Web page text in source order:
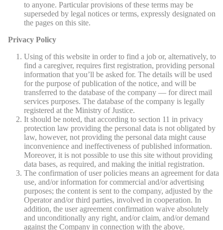
to anyone. Particular provisions of these terms may be
superseded by legal notices or terms, expressly designated on
the pages on this site.
Privacy Policy
Using of this website in order to find a job or, alternatively, to
find a caregiver, requires first registration, providing personal
information that you’ll be asked for. The details will be used
for the purpose of publication of the notice, and will be
transferred to the database of the company — for direct mail
services purposes. The database of the company is legally
registered at the Ministry of Justice.
It should be noted, that according to section 11 in privacy
protection law providing the personal data is not obligated by
law, however, not providing the personal data might cause
inconvenience and ineffectiveness of published information.
Moreover, it is not possible to use this site without providing
data bases, as required, and making the initial registration.
The confirmation of user policies means an agreement for data
use, and/or information for commercial and/or advertising
purposes; the content is sent to the company, adjusted by the
Operator and/or third parties, involved in cooperation. In
addition, the user agreement confirmation waive absolutely
and unconditionally any right, and/or claim, and/or demand
against the Company in connection with the above.